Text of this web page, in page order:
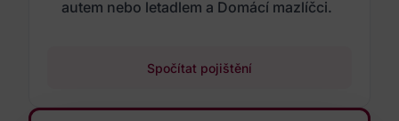
autem nebo letadlem a Domácí mazlíčci.
Spočítat pojištění